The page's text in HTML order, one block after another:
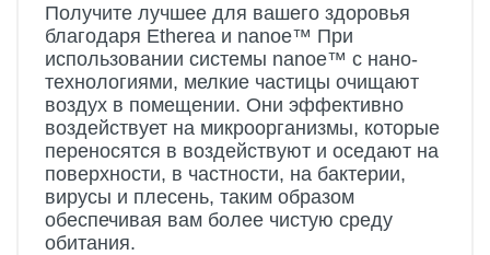
Получите лучшее для вашего здоровья
благодаря Etherea и nanoe™ При
использовании системы nanoe™ с нано-
технологиями, мелкие частицы очищают
воздух в помещении. Они эффективно
воздействует на микроорганизмы, которые
переносятся в воздействуют и оседают на
поверхности, в частности, на бактерии,
вирусы и плесень, таким образом
обеспечивая вам более чистую среду
обитания.